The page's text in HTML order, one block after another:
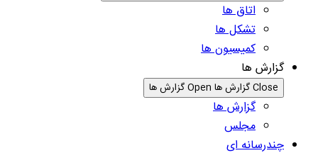
اتاق ها
تشکل ها
کمیسیون ها
گزارش ها
Close گزارش ها Open گزارش ها
گزارش ها
مجلس
چندرسانه ای